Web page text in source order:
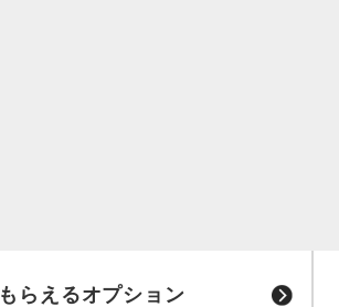
もらえるオプション